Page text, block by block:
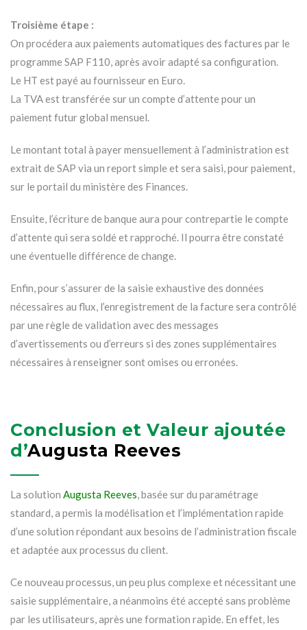
Troisième étape :
On procédera aux paiements automatiques des factures par le
programme SAP F110, après avoir adapté sa configuration.
Le HT est payé au fournisseur en Euro.
La TVA est transférée sur un compte d’attente pour un
paiement futur global mensuel.
Le montant total à payer mensuellement à l’administration est
extrait de SAP via un report simple et sera saisi, pour paiement,
sur le portail du ministère des Finances.
Ensuite, l’écriture de banque aura pour contrepartie le compte
d’attente qui sera soldé et rapproché. Il pourra être constaté
une éventuelle différence de change.
Enfin, pour s’assurer de la saisie exhaustive des données
nécessaires au flux, l’enregistrement de la facture sera contrôlé
par une règle de validation avec des messages
d’avertissements ou d’erreurs si des zones supplémentaires
nécessaires à renseigner sont omises ou erronées.
Conclusion et Valeur ajoutée
d’Augusta Reeves
La solution Augusta Reeves, basée sur du paramétrage
standard, a permis la modélisation et l’implémentation rapide
d’une solution répondant aux besoins de l’administration fiscale
et adaptée aux processus du client.
Ce nouveau processus, un peu plus complexe et nécessitant une
saisie supplémentaire, a néanmoins été accepté sans problème
par les utilisateurs, après une formation rapide. En effet, les